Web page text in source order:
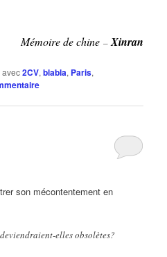
Mémoire de chine –Xinran
avec2CV,blabla, Paris,
son mécontentement en
elles obsolètes?